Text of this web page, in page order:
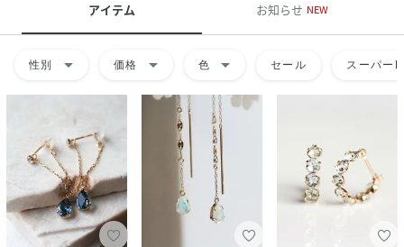
アイテム お知らせ NEW
性別 arrow_drop_down 価格 arrow_drop_down 色 arrow_drop_down セール スーパー